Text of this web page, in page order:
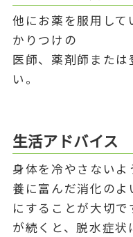
他にお薬を服用し
かりつけの
医師、薬剤師また
い。
生活アドバイス
身体を冷やさない
養に富んだ消化の
にすることが大切
が続くと、脱水症状